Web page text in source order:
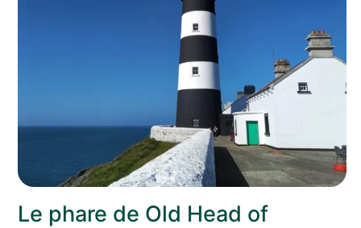
Le phare de Old Head of